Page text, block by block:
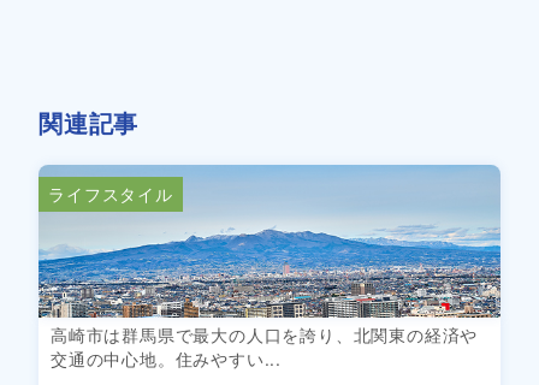
関連記事
ライフスタイル
高崎市は群馬県で最大の人口を誇り、北関東の経済や
交通の中心地。住みやすい...